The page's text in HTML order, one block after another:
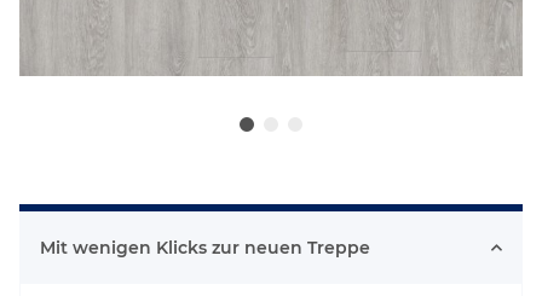
Mit wenigen Klicks zur neuen Treppe